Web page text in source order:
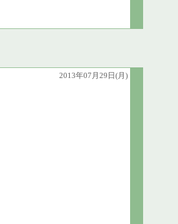
2013年07月29日(月)